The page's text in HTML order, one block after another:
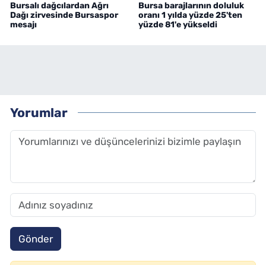
Bursalı dağcılardan Ağrı
Dağı zirvesinde Bursaspor
mesajı
Bursa barajlarının doluluk
oranı 1 yılda yüzde 25'ten
yüzde 81'e yükseldi
Yorumlar
Gönder